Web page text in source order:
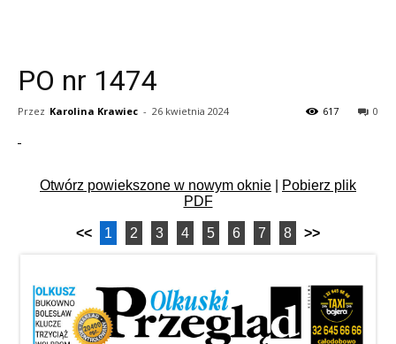
PO nr 1474
Przez Karolina Krawiec - 26 kwietnia 2024 0
617